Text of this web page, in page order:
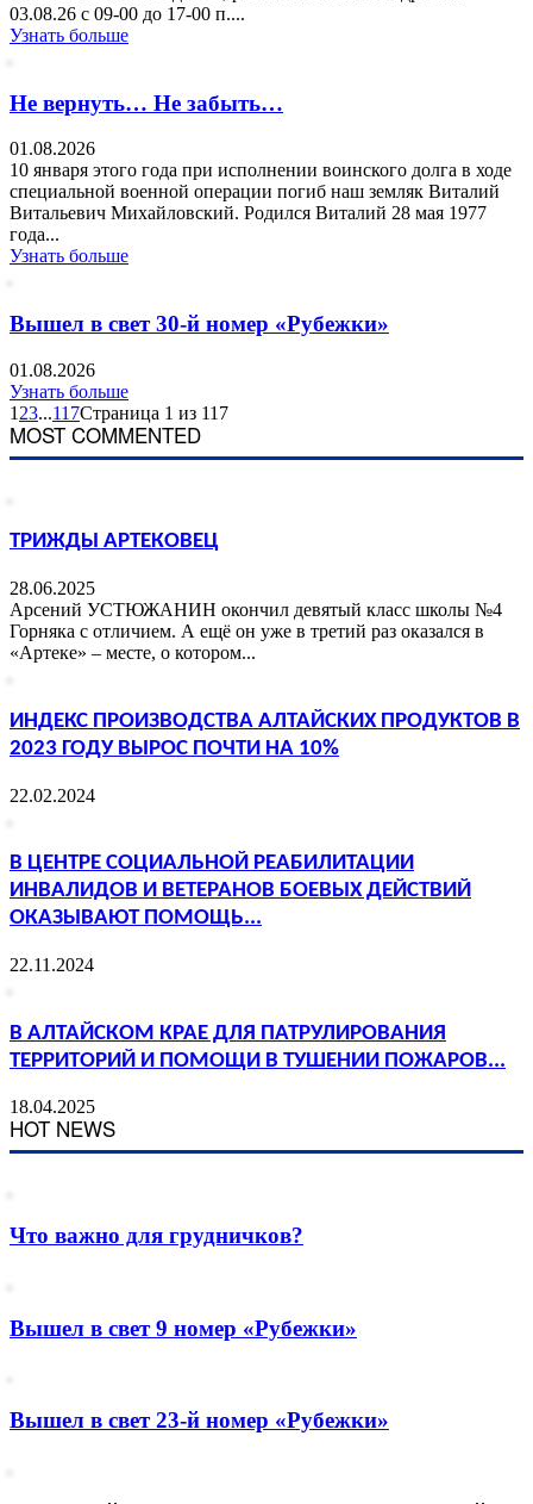
03.08.26 с 09-00 до 17-00 п....
Узнать больше
Не вернуть… Не забыть…
01.08.2026
10 января этого года при исполнении воинского долга в ходе
специальной военной операции погиб наш земляк Виталий
Витальевич Михайловский. Родился Виталий 28 мая 1977
года...
Узнать больше
Вышел в свет 30-й номер «Рубежки»
01.08.2026
Узнать больше
1 23...117Страница 1 из 117
MOST COMMENTED
ТРИЖДЫ АРТЕКОВЕЦ
28.06.2025
Арсений УСТЮЖАНИН окончил девятый класс школы №4
Горняка с отличием. А ещё он уже в третий раз оказался в
«Артеке» – месте, о котором...
ИНДЕКС ПРОИЗВОДСТВА АЛТАЙСКИХ ПРОДУКТОВ В
2023 ГОДУ ВЫРОС ПОЧТИ НА 10%
22.02.2024
В ЦЕНТРЕ СОЦИАЛЬНОЙ РЕАБИЛИТАЦИИ
ИНВАЛИДОВ И ВЕТЕРАНОВ БОЕВЫХ ДЕЙСТВИЙ
ОКАЗЫВАЮТ ПОМОЩЬ...
22.11.2024
В АЛТАЙСКОМ КРАЕ ДЛЯ ПАТРУЛИРОВАНИЯ
ТЕРРИТОРИЙ И ПОМОЩИ В ТУШЕНИИ ПОЖАРОВ...
18.04.2025
HOT NEWS
Что важно для грудничков?
Вышел в свет 9 номер «Рубежки»
Вышел в свет 23-й номер «Рубежки»